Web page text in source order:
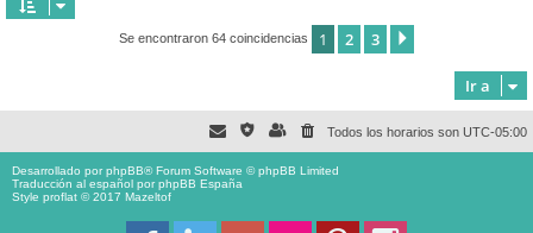
Se encontraron 64 coincidencias 1 2 3
Ir a
Todos los horarios son UTC-05:00
Desarrollado porphpBB® Forum Software © phpBB Limited
Traducción al español porphpBB España
Style proflat © 2017 Mazeltof